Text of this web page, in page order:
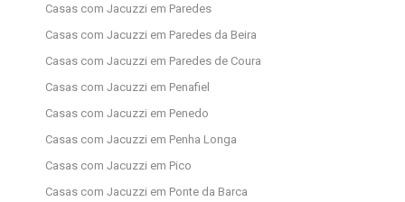
Casas com Jacuzzi em Paredes
Casas com Jacuzzi em Paredes da Beira
Casas com Jacuzzi em Paredes de Coura
Casas com Jacuzzi em Penafiel
Casas com Jacuzzi em Penedo
Casas com Jacuzzi em Penha Longa
Casas com Jacuzzi em Pico
Casas com Jacuzzi em Ponte da Barca